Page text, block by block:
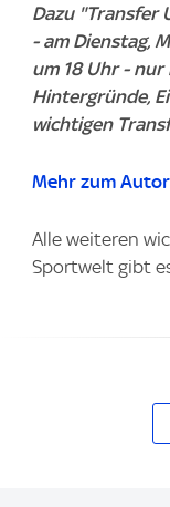
Dazu "Transfer
- am Dienstag,
um 18 Uhr - nur
Hintergründe,
wichtigen
Mehr zum
Alle weiteren
Sportwelt gibt